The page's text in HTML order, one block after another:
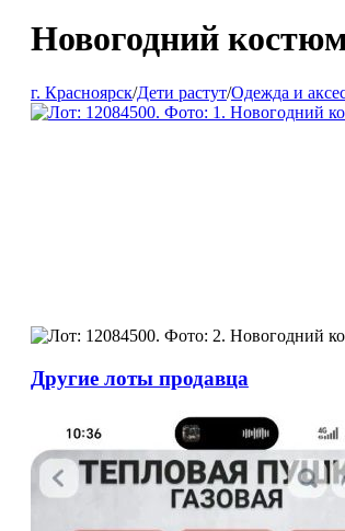
Новогодний
г. Красноярск/Дети растут/Одежда и
Другие лоты продавца